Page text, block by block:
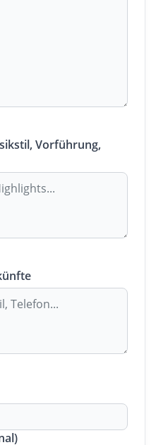
Vorführung,